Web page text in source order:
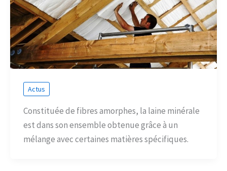
Actus
Constituée de fibres amorphes, la laine minérale
est dans son ensemble obtenue grâce à un
mélange avec certaines matières spécifiques.